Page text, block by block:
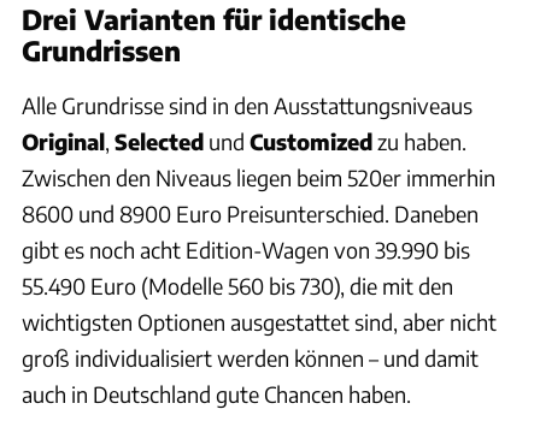
Drei Varianten für identische
Grundrissen
Alle Grundrisse sind in den Ausstattungsniveaus
Original, Selected und Customizedzu haben.
Zwischen den Niveaus liegen beim 520er immerhin
8600 und 8900 Euro Preisunterschied. Daneben
gibt es noch acht Edition-Wagen von 39.990 bis
55.490 Euro (Modelle 560 bis 730), die mit den
wichtigsten Optionen ausgestattet sind, aber nicht
groß individualisiert werden können – und damit
auch in Deutschland gute Chancen haben.